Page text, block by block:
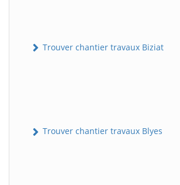
Trouver chantier travaux Biziat
Trouver chantier travaux Blyes